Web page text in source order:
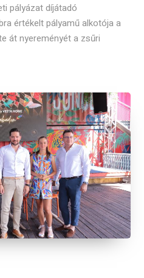
pályázat díjátadó
értékelt pályamű alkotója a
át nyereményét a zsűri